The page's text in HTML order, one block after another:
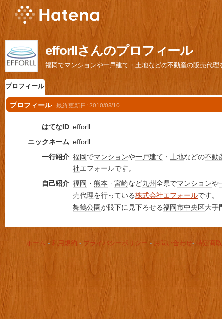
efforllさんのプロフィール
福岡でマンションや一戸建て・土地などの不動産の販売代
プロフィール
プロフィール 最終更新日: 2010/03/10
はてなID efforll
ニックネーム efforll
一行紹介 福岡でマンションや一戸建て ・ 土地などの不動
社エフォールです。
自己紹介 福岡 ・ 熊本 ・ 宮崎など九州全県でマンションや
売代理を行っている株式会社エフォールです。
舞鶴公園が眼下に見下ろせる福岡市中央区大手
ホーム - 利用規約 - プライバシーポリシー - お問い合わせ- 特定商